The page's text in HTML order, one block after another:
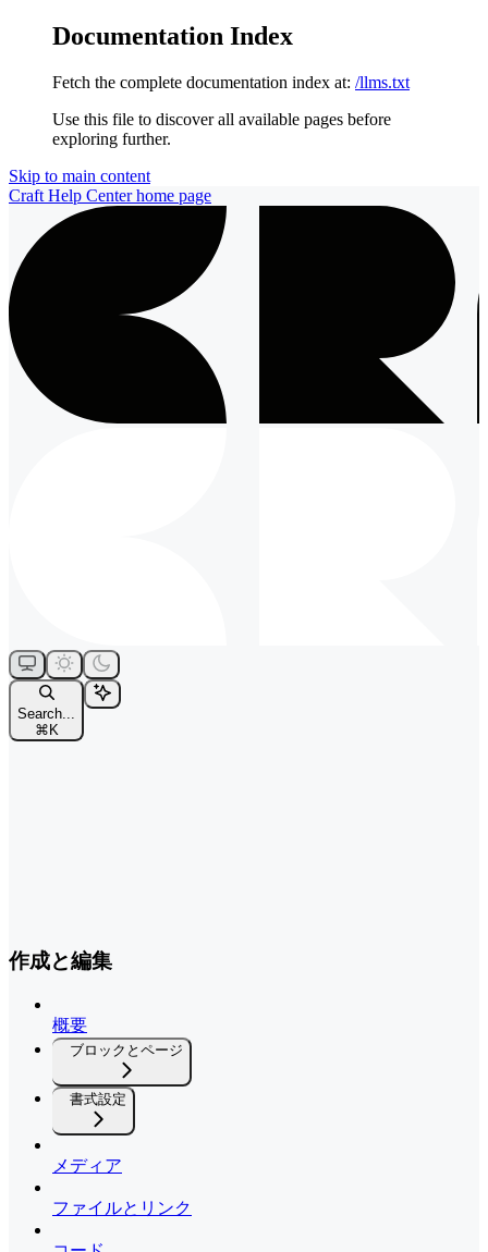
Documentation Index
Fetch the complete documentation index at: /llms.txt
Use this file to discover all available pages before
exploring further.
Skip to main content
Craft Help Centerhome page
Search...
⌘ K
作成と編集
概要
ブロックとページ
書式設定
メディア
ファイルとリンク